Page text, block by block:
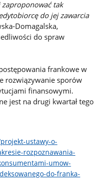
tak
do jej zawarcia
Domagalska,
do spraw
frankowe w
rozwiązywanie sporów
finansowymi.
jest na drugi kwartał tego
ustawy-o-
rozpoznawania-
umow-
do-franka-